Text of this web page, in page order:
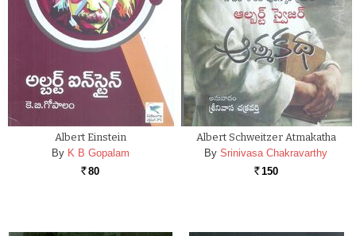
Albert Einstein
By K B Gopalam
Rs. 80
Albert Schweitzer Atmakatha
By Srinivasa Chakravarthy
Rs. 150